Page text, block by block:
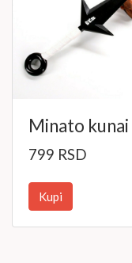
Minato kunai
799 RSD
Kupi